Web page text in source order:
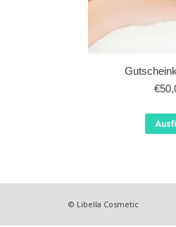
€
© Libella Cosmetic